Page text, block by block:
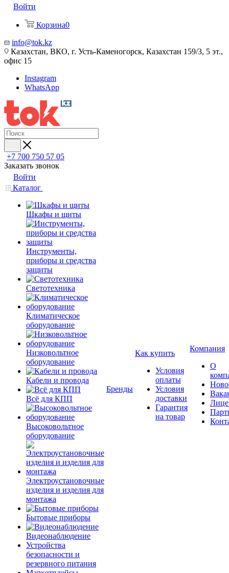
Войти
Корзина0
info@tok.kz
Казахстан, ВКО, г. Усть-Каменогорск, Казахстан 159/3, 5 эт.,
офис 15
Instagram
WhatsApp
+7 700 750 57 05
Заказать звонок
Войти
Каталог
Шкафы и щиты
Инструменты,
приборы и средства
защиты
Светотехника
Климатическое
оборудование
Низковольтное
оборудование
Кабели и провода
Всё для КПП
Высоковольтное
оборудование
Электроустановочные
изделия и изделия для
монтажа
Бытовые приборы
Видеонаблюдение
Устройства
безопасности и
резервного питания
Бренды
Как купить
Условия
оплаты
Условия
доставки
Гарантия
на товар
Компания
О